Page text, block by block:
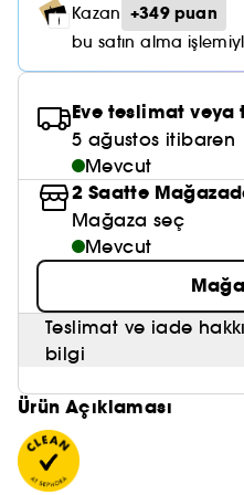
Maske
Cilt Bakım Setleri
Saç Bakım Setleri
Okyanus Esansı
Nemlendirici Bakım
Kızarıklık için Bakım
Sıkılaştırıcı ve Lifting Etkili
Cilt Tonu Eşitsizliği için
Gözenek Karşıtı
Karma ve Yağlı Saçlar
CHAMPO
GHD
LE MONDE GOURMAND
SOL DE JANEIRO
ERBORIAN
OLAPLEX
KÉRASTASE
GISOU
KAYALI
ARMANI
SUPERGOOP!
OUAI
AMIKA
KAYALI
LE MONDE GOURMAND
Kazan +349 puan
bu satın alma
Eve teslimat veya
5 ağustos itibaren
Mevcut
2 Saatte
Mağaza seç
Mevcut
Teslimat ve iade
bilgi
Ürün Açıklaması